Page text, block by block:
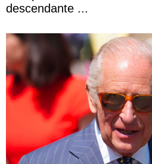
descendante ...